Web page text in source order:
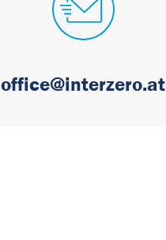
office@interzero.at